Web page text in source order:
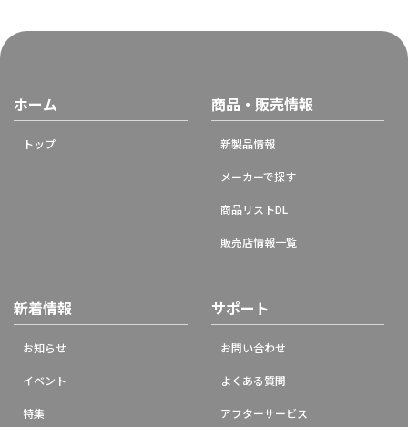
ホーム
トップ
商品・販売情報
新製品情報
メーカーで探す
商品リストDL
販売店情報一覧
新着情報
お知らせ
イベント
特集
サポート
お問い合わせ
よくある質問
アフターサービス